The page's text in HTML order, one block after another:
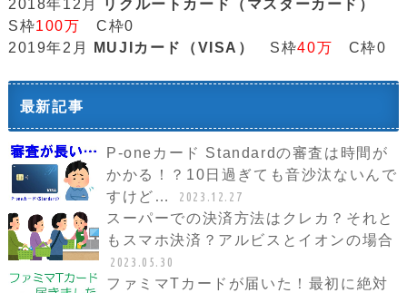
2018年12月
リクルートカード（マスターカード）
S枠100万 C枠0
2019年2月
MUJIカード（VISA） S枠40万 C枠0
最新記事
P-oneカード Standardの審査は時間が
かかる！？10日過ぎても音沙汰ないんで
すけど…
2023.12.27
スーパーでの決済方法はクレカ？それと
もスマホ決済？アルビスとイオンの場合
2023.05.30
ファミマTカードが届いた！最初に絶対